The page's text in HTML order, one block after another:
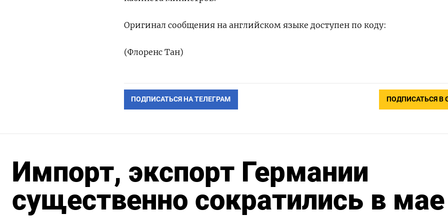
Оригинал сообщения на английском языке доступен по коду:
(Флоренс Тан)
ПОДПИСАТЬСЯ НА ТЕЛЕГРАМ ПОДПИСАТЬСЯ В
Импорт, экспорт Германии
существенно сократились в мае